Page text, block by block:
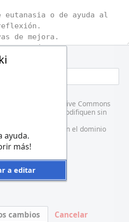
bajo la Creative Commons
deseas que las modifiquen sin
de una fuente en el dominio
Cancelar
ayuda.
más!
a editar